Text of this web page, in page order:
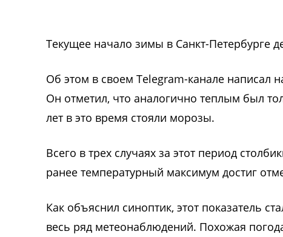
Текущее начало зимы в Санкт-Петербурге
Об этом в своем Telegram-канале написал
Он отметил, что аналогично теплым был
лет в это время стояли морозы.
Всего в трех случаях за этот период
ранее температурный максимум достиг
Как объяснил синоптик, этот показатель
весь ряд метеонаблюдений. Похожая